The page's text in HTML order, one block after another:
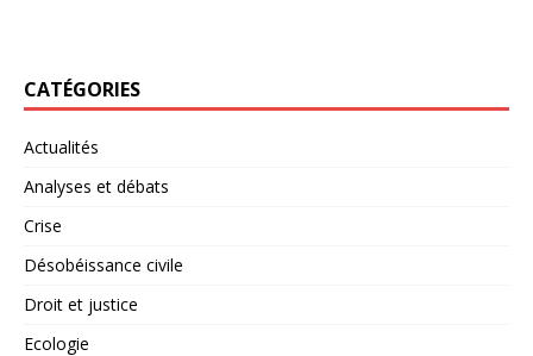
CATÉGORIES
Actualités
Analyses et débats
Crise
Désobéissance civile
Droit et justice
Ecologie